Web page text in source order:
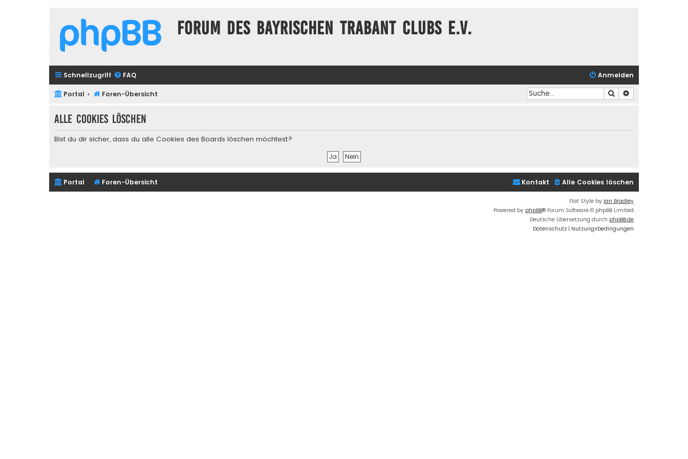
Forum des Bayrischen Trabant Clubs e.V.
Schnellzugriff FAQ Anmelden
Portal Foren-Übersicht Suche
Alle Cookies löschen
Bist du dir sicher, dass du alle Cookies des Boards löschen möchtest?
Portal Foren-Übersicht Alle Cookies löschen
Kontakt
Flat Style by Ian Bradley
Powered by phpBB® Forum Software © phpBB Limited
Deutsche Übersetzung durch phpBB.de
Datenschutz | Nutzungsbedingungen